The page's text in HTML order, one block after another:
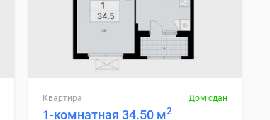
Квартира Дом сдан
1-комнатная 34.50 м2